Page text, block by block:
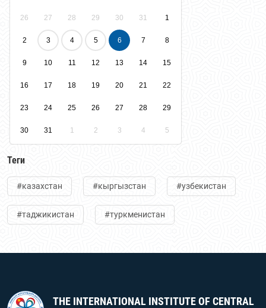
26 27 28 29 30 31 1
2 3 4 5 6 7 8
9 10 11 12 13 14 15
16 17 18 19 20 21 22
23 24 25 26 27 28 29
30 31 1 2 3 4 5
Теги
#казахстан #кыргызстан #узбекистан
#таджикистан #туркменистан
THE INTERNATIONAL INSTITUTE OF CENTRAL